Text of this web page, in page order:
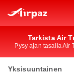
Tarkista Air
Pysy ajan tasalla Air
Yksisuuntainen